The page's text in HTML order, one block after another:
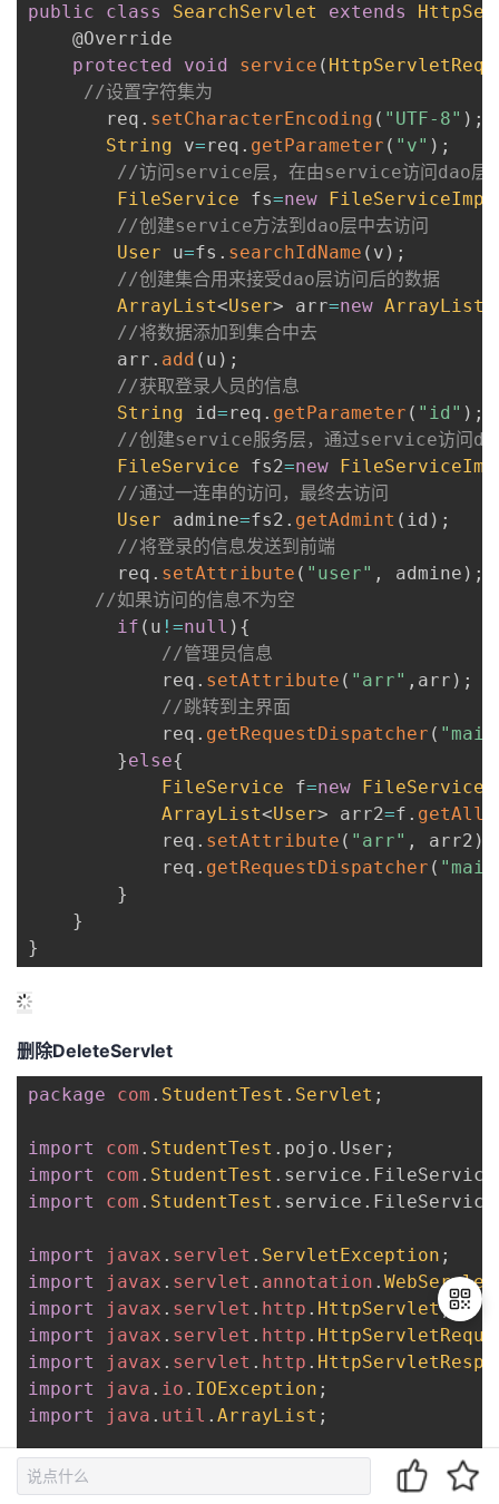
public
class SearchServlet extends
@Override
protected
void service (
//设置字符集为
       req
. setCharacterEncoding ( "UTF-8" ) ;
String v=req . getParameter ( "v" ) ;
//访问service层，在由service访问dao层
FileService fs=new FileServiceImpl
//创建service方法到dao层中去访问
User u=fs . searchIdName ( v ) ;
//创建集合用来接受dao层访问后的数据
ArrayList<User> arr=new ArrayList
//将数据添加到集合中去
        arr
. add ( u ) ;
//获取登录人员的信息
String id=req . getParameter ( "id" ) ;
//创建service服务层，通过service访问
FileService fs2=new
//通过一连串的访问，最终去访问
User admine=fs2 . getAdmint ( id ) ;
//将登录的信息发送到前端
        req
. setAttribute ( "user" , admine ) ;
//如果访问的信息不为空
if ( u !=null ) {
//管理员信息
            req
. setAttribute ( "arr" , arr ) ;
//跳转到主界面
            req
. getRequestDispatcher (
}else{
FileService f=new
ArrayList<User> arr2=f .
            req
. setAttribute ( "arr" , arr2 )
            req
. getRequestDispatcher (
}
}
}
删除DeleteServlet
package com . StudentTest . Servlet ;
import com . StudentTest . pojo . User ;
import
com . StudentTest . service . FileService
import
com . StudentTest . service .
import javax . servlet . ServletException ;
import
javax . servlet . annotation . WebServlet
import
javax . servlet . http . HttpServlet;
import
javax . servlet . http .
import
javax . servlet . http .
import
java . io . IOException ;
import
java . util . ArrayList ;
@WebServlet
public class DeleteServlet extends